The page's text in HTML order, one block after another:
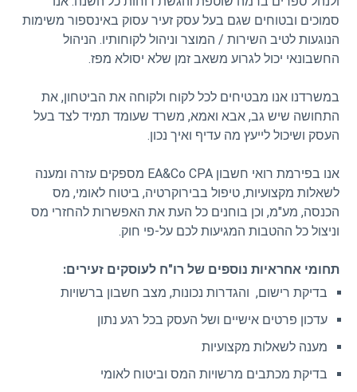
סמוכים ובטוחים שגם בעל עסק זעיר עסוק באינספור משימות
הנוגעות לטיב השירות / המוצר וניהול לקוחותיו. הניהול
החשבונאי יכול לגרוע משאב זמן שלא יסולא מפז.
במשרדנו אנו מבטיחים לכל לקוח ולקוחה את הביטחון, את
התחושה שיש גב, אבא ואמא, משרד שעומד תמיד לצד בעל
העסק ושיכול לייעץ מה עדיף ואיך נכון.
אנו בפירמת רואי חשבון EA&Co CPA מספקים עזרה ומענה
לשאלות מקצועיות, טיפול בבירוקרטיה, ביטוח לאומי, מס
הכנסה, מע"מ, וכן בוחנים כל העת את האפשרות להחזרי מס
וניצול כל ההטבות המגיעות לכם על-פי חוק.
תחומי אחראיות נוספים של רו"ח לעוסקים זעירים:
בדיקת רישום, והגדרות נכונות, מצב חשבון ברשויות
עדכון פרטים אישיים ושל העסק בכל רגע נתון
מענה לשאלות מקצועיות
בדיקת מכתבים מרשויות המס וביטוח לאומי